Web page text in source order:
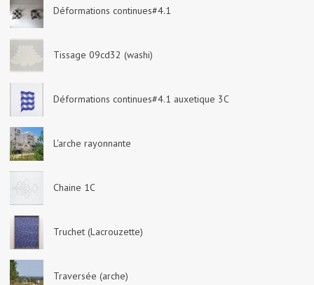
Déformations continues#4.1
Tissage 09cd32 (washi)
Déformations continues#4.1 auxetique 3C
L'arche rayonnante
Chaine 1C
Truchet (Lacrouzette)
Traversée (arche)